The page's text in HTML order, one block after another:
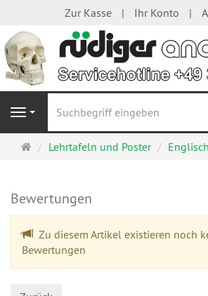
Zur Kasse Ihr Konto
Navigation
Startseite
Lehrtafeln und Poster Englisch
Bewertungen
Zu diesem Artikel existieren noch
Bewertungen